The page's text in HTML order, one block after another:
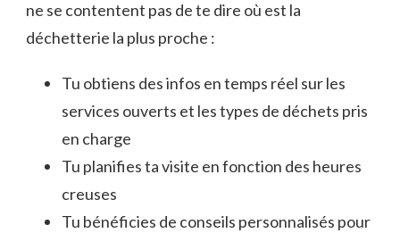
ne se contentent pas de te dire où est la
déchetterie la plus proche :
Tu obtiens des infos en temps réel sur les
services ouverts et les types de déchets pris
en charge
Tu planifies ta visite en fonction des heures
creuses
Tu bénéficies de conseils personnalisés pour